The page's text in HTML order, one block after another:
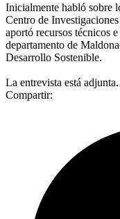
Inicialmente habló sobre
Centro de
aportó recursos técnicos
departamento de
Desarrollo Sostenible.
La entrevista está adjunta.
Compartir: